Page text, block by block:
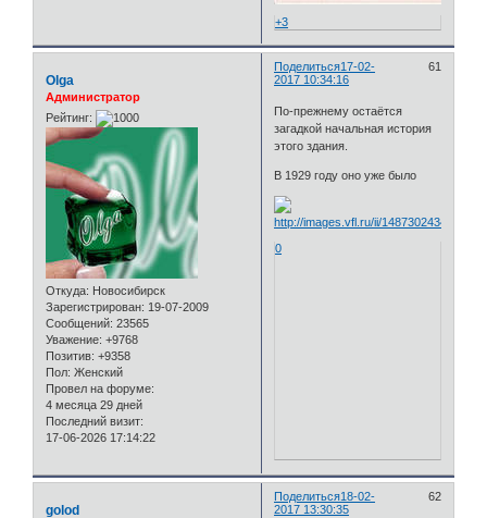
+3
Поделиться 61
17-02-
2017 10:34:16
Olga
Администратор
Рейтинг:
Откуда: Новосибирск
Зарегистрирован: 19-07-2009
Сообщений: 23565
Уважение: +9768
Позитив: +9358
Пол: Женский
Провел на форуме:
4 месяца 29 дней
Последний визит:
17-06-2026 17:14:22
По-прежнему остаётся
загадкой начальная история
этого здания.
В 1929 году оно уже было
0
Поделиться 62
18-02-
2017 13:30:35
golod